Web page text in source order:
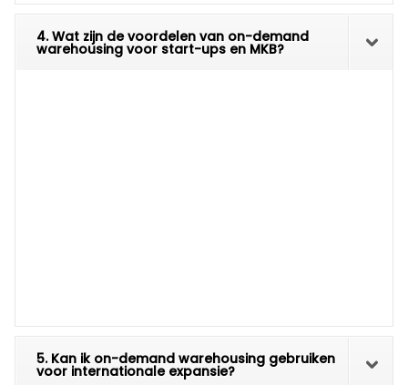
4. Wat zijn de voordelen van on-demand
warehousing voor start-ups en MKB?
5. Kan ik on-demand warehousing gebruiken
voor internationale expansie?